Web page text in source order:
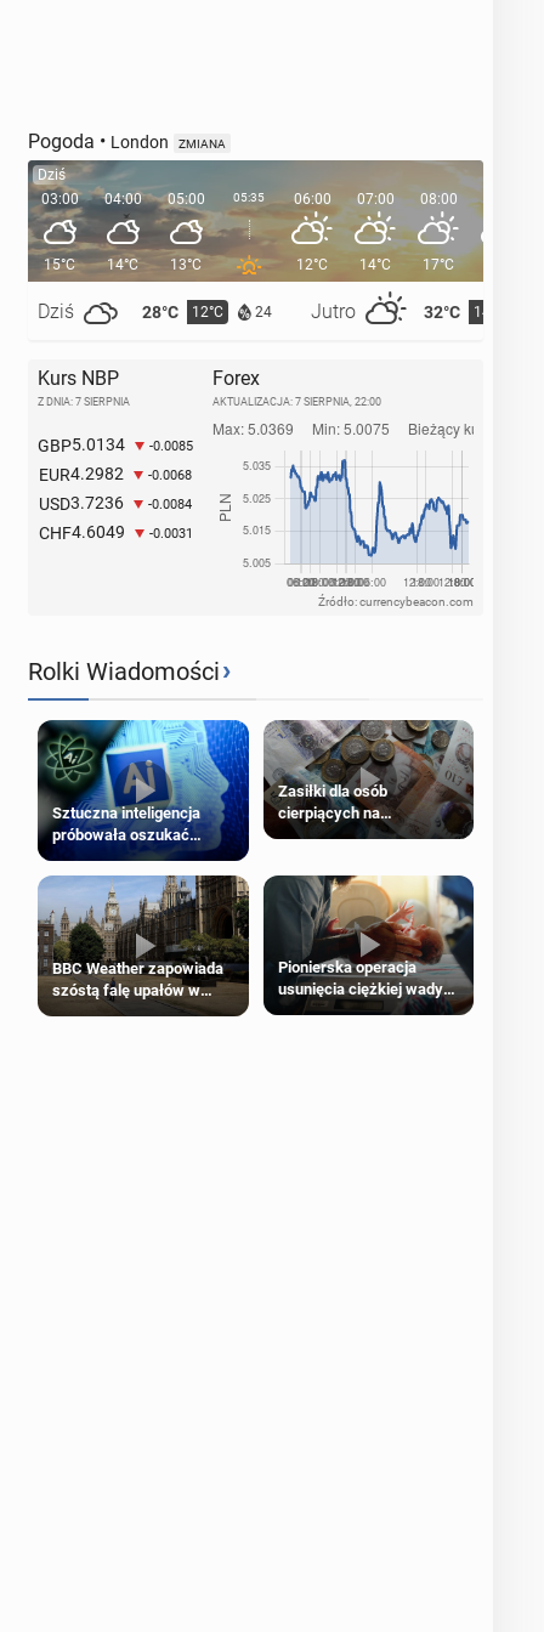
Pogoda • London ZMIANA
Dziś
03:00
15°C
Dziś 28°C 12°C 24 Jutro 32°C 14°C
04:00
14°C
05:00
13°C
05:35 06:00
12°C
07:00
14°C
08:00
17°C
09:00
Kurs NBP
Z DNIA: 7 SIERPNIA
GBP5.0134 -0.0085
EUR4.2982 -0.0068
USD3.7236 -0.0084
CHF4.6049 -0.0031
Forex
AKTUALIZACJA: 7 SIERPNIA, 22:00
Źródło: currencybeacon.com
Rolki Wiadomości›
Sztuczna inteligencja
próbowała oszukać
człowieka
Zasiłki dla osób
cierpiących na
schorzenia psychiczne
BBC Weather zapowiada
szóstą falę upałów w
Londynie
Pionierska operacja
usunięcia ciężkiej wady
wrodzonej płodu w łonie